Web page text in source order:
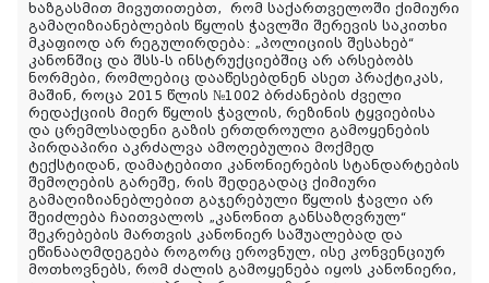
ხაზგასმით მივუთითებთ, რომ საქართველოში ქიმიური
გამაღიზიანებლების წყლის ჭავლში შერევის საკითხი
მკაფიოდ არ რეგულირდება: „პოლიციის შესახებ“
კანონშიც და შსს-ს ინსტრუქციებშიც არ არსებობს
ნორმები, რომლებიც დააწესებდნენ ასეთ პრაქტიკას,
მაშინ, როცა 2015 წლის №1002 ბრძანების ძველი
რედაქციის მიერ წყლის ჭავლის, რეზინის ტყვიებისა
და ცრემლსადენი გაზის ერთდროული გამოყენების
პირდაპირი აკრძალვა ამოღებულია მოქმედ
ტექსტიდან, დამატებითი კანონიერების სტანდარტების
შემოღების გარეშე, რის შედეგადაც ქიმიური
გამაღიზიანებლებით გაჯერებული წყლის ჭავლი არ
შეიძლება ჩაითვალოს „კანონით განსაზღვრულ“
შეკრებების მართვის კანონიერ საშუალებად და
ეწინააღმდეგება როგორც ეროვნულ, ისე კონვენციურ
მოთხოვნებს, რომ ძალის გამოყენება იყოს კანონიერი,